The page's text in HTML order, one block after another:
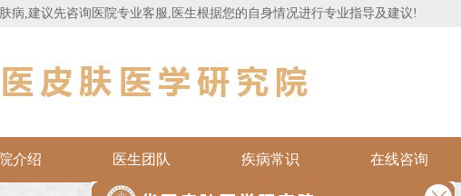
病,建议先咨询医院专业客服,医生根据您的自身情况进行专业指导及建议!
介绍 医生团队 疾病常识 在线咨询